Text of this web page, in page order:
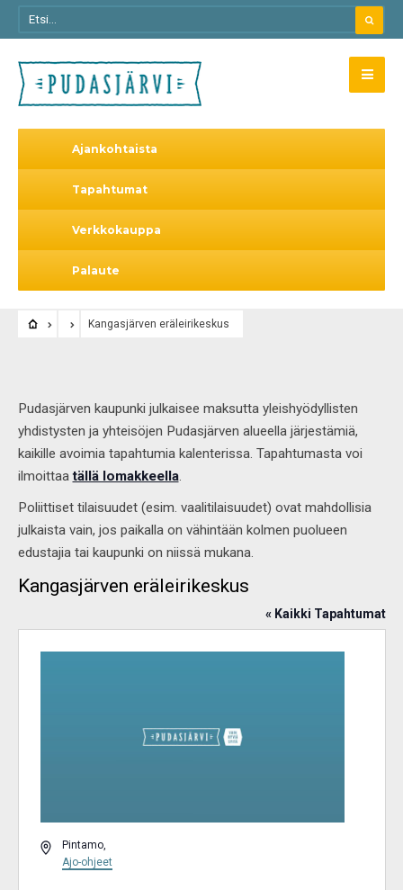
Ajankohtaista
Tapahtumat
Verkkokauppa
Palaute
Kangasjärven eräleirikeskus
Pudasjärven kaupunki julkaisee maksutta yleishyödyllisten
yhdistysten ja yhteisöjen Pudasjärven alueella järjestämiä,
kaikille avoimia tapahtumia kalenterissa. Tapahtumasta voi
ilmoittaatällä lomakkeella.
Poliittiset tilaisuudet (esim. vaalitilaisuudet) ovat mahdollisia
julkaista vain, jos paikalla on vähintään kolmen puolueen
edustajia tai kaupunki on niissä mukana.
Kangasjärven eräleirikeskus
« Kaikki Tapahtumat
OsoitePintamo,
Ajo-ohjeet